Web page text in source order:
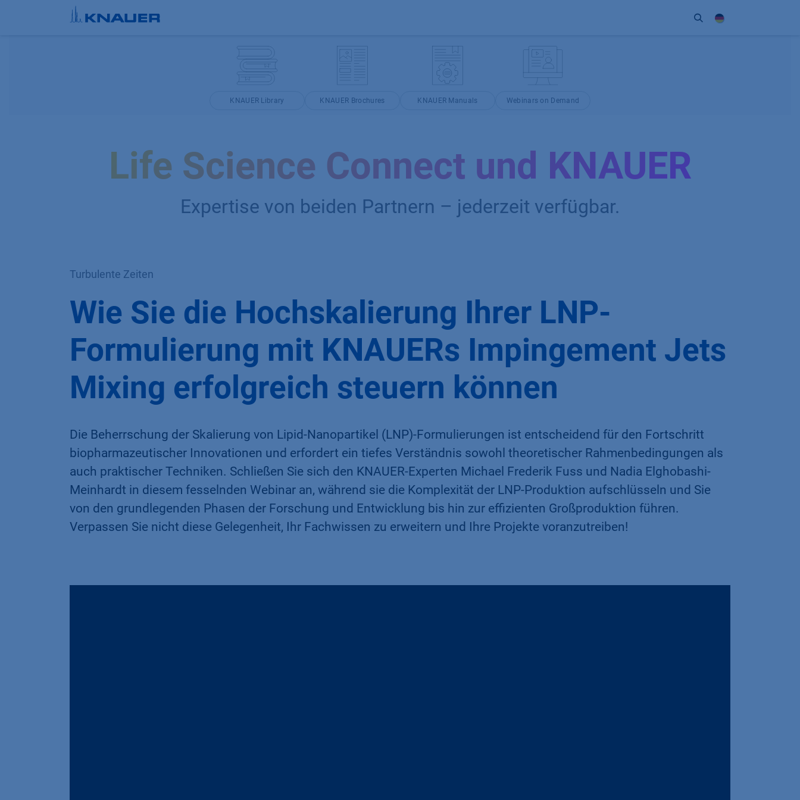
Zum Inhalt springen
KNAUER Library KNAUER Brochures KNAUER Manuals Webinars on Demand
Life Science Connect und KNAUER
Expertise von beiden Partnern – jederzeit verfügbar.​
Turbulente Zeiten
Wie Sie die Hochskalierung Ihrer LNP-
Formulierung mit KNAUERs Impingement Jets
Mixing erfolgreich steuern können
Die Beherrschung der Skalierung von Lipid-Nanopartikel (LNP)-Formulierungen ist entscheidend für den Fortschritt
biopharmazeutischer Innovationen und erfordert ein tiefes Verständnis sowohl theoretischer Rahmenbedingungen als
auch praktischer Techniken. Schließen Sie sich den KNAUER-Experten Michael Frederik Fuss und Nadia Elghobashi-
Meinhardt in diesem fesselnden Webinar an, während sie die Komplexität der LNP-Produktion aufschlüsseln und Sie
von den grundlegenden Phasen der Forschung und Entwicklung bis hin zur effizienten Großproduktion führen.
Verpassen Sie nicht diese Gelegenheit, Ihr Fachwissen zu erweitern und Ihre Projekte voranzutreiben!